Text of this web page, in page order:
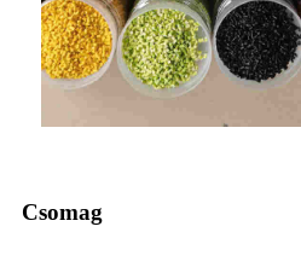
Csomag